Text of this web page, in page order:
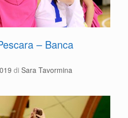
– Banca
di Sara Tavormina